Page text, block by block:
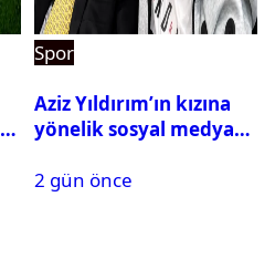
Spor
Aziz Yıldırım’ın kızına
yönelik sosyal medya
hakkında karar çıktı
2 gün önce